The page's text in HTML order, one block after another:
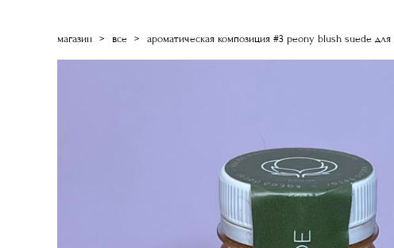
магазин > все > ароматическая композиция #3 peony blush suede